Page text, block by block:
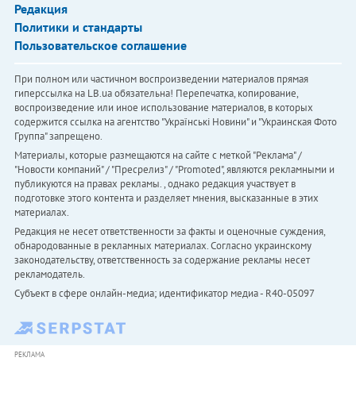
Редакция
Политики и стандарты
Пользовательское соглашение
При полном или частичном воспроизведении материалов прямая
гиперссылка на LB.ua обязательна! Перепечатка, копирование,
воспроизведение или иное использование материалов, в которых
содержится ссылка на агентство "Українськi Новини" и "Украинская Фото
Группа" запрещено.
Материалы, которые размещаются на сайте с меткой "Реклама" /
"Новости компаний" / "Пресрелиз" / "Promoted", являются рекламными и
публикуются на правах рекламы. , однако редакция участвует в
подготовке этого контента и разделяет мнения, высказанные в этих
материалах.
Редакция не несет ответственности за факты и оценочные суждения,
обнародованные в рекламных материалах. Согласно украинскому
законодательству, ответственность за содержание рекламы несет
рекламодатель.
Субъект в сфере онлайн-медиа; идентификатор медиа - R40-05097
РЕКЛАМА